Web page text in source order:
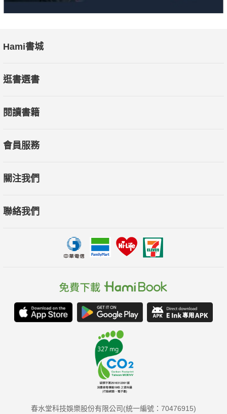
Hami書城
逛書選書
閱讀書籍
會員服務
關注我們
聯絡我們
春水堂科技娛樂股份有限公司(統一編號：70476915)